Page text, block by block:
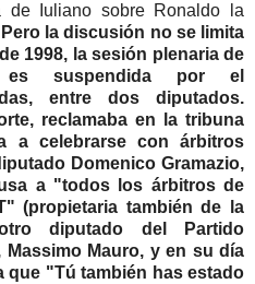
de
Iuliano sobre Ronaldo la
Pero la discusión no se limita
1998, la sesión plenaria de
es suspendida por el
entre dos diputados.
reclamaba en la tribuna
a celebrarsecon árbitros
Domenico Gramazio,
a "todos los árbitros de
" (propietaria también de la
diputado del Partido
MassimoMauro, y en su día
que "Tú también has estado